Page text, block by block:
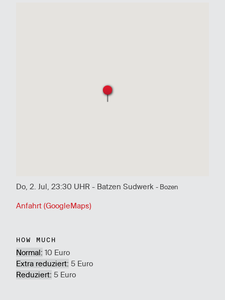
Do, 2. Jul, 23:30 UHR - Batzen Sudwerk - Bozen
Anfahrt (GoogleMaps)
HOW MUCH
Normal: 10 Euro
Extra reduziert: 5 Euro
Reduziert: 5 Euro